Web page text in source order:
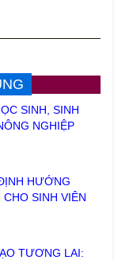
SINH, SINH
NGHIỆP
HƯỚNG
SINH VIÊN
TƯƠNG LAI: